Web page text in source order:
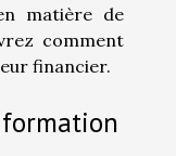
matière de
comment
financier.